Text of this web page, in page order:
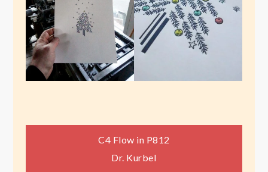
Beitragsnavigation
C4 Flow in P812
Dr. Kurbel